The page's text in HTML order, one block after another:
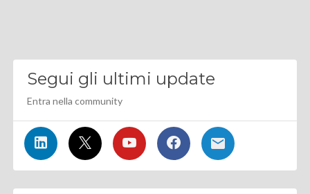
Segui gli ultimi update
Entra nella community